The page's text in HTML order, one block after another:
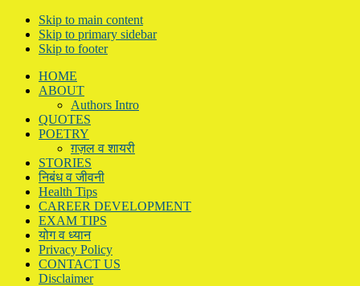
Skip to main content
Skip to primary sidebar
Skip to footer
HOME
ABOUT
Authors Intro
QUOTES
POETRY
ग़ज़ल व शायरी
STORIES
निबंध व जीवनी
Health Tips
CAREER DEVELOPMENT
EXAM TIPS
योग व ध्यान
Privacy Policy
CONTACT US
Disclaimer